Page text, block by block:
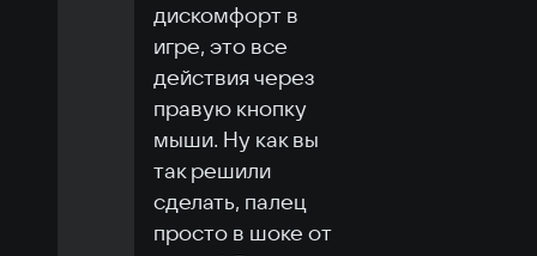
дискомфорт в
игре, это все
действия через
правую кнопку
мыши. Ну как вы
так решили
сделать, палец
просто в шоке от